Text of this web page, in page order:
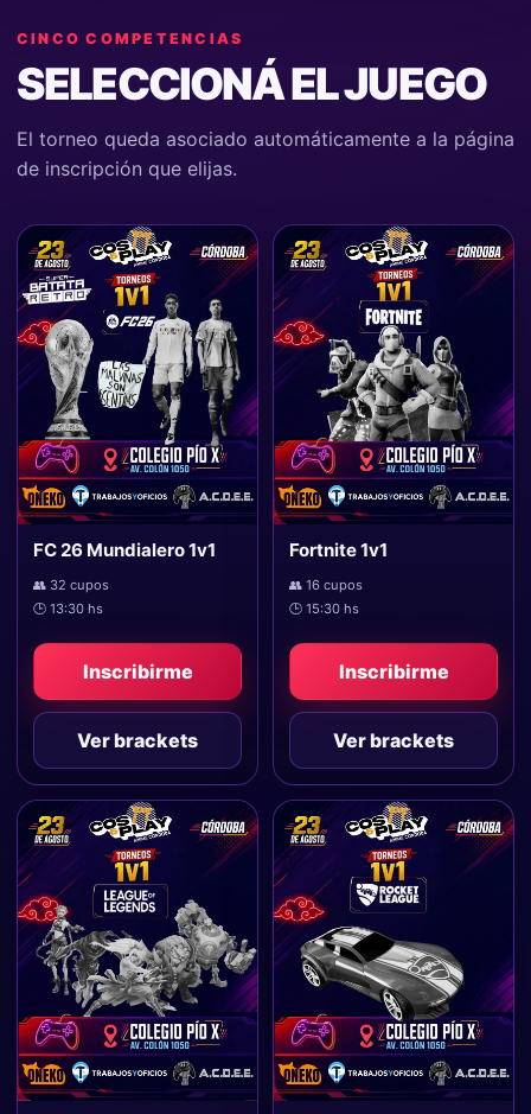
CINCO COMPETENCIAS
SELECCIONÁ EL JUEGO
El torneo queda asociado automáticamente a la página
de inscripción que elijas.
FC 26 Mundialero 1v1
👥 32 cupos
🕒 13:30 hs
Inscribirme
Ver brackets
Fortnite 1v1
👥 16 cupos
🕒 15:30 hs
Inscribirme
Ver brackets